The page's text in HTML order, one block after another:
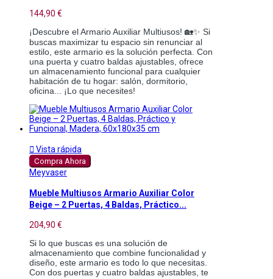
144,90 €
¡Descubre el Armario Auxiliar Multiusos! 🏡✨ Si
buscas maximizar tu espacio sin renunciar al
estilo, este armario es la solución perfecta. Con
una puerta y cuatro baldas ajustables, ofrece
un almacenamiento funcional para cualquier
habitación de tu hogar: salón, dormitorio,
oficina... ¡Lo que necesites!
 Vista rápida
Compra Ahora
Meyvaser
Mueble Multiusos Armario Auxiliar Color
Beige – 2 Puertas, 4 Baldas, Práctico...
204,90 €
Si lo que buscas es una solución de
almacenamiento que combine funcionalidad y
diseño, este armario es todo lo que necesitas.
Con dos puertas y cuatro baldas ajustables, te